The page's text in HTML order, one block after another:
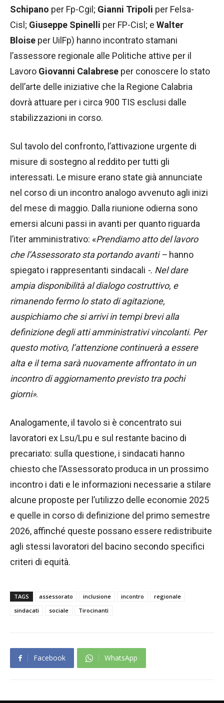
Schipano per Fp-Cgil; Gianni Tripoli per Felsa-
Cisl; Giuseppe Spinelli per FP-Cisl; e Walter
Bloise per UilFp) hanno incontrato stamani
l’assessore regionale alle Politiche attive per il
Lavoro Giovanni Calabrese per conoscere lo stato
dell’arte delle iniziative che la Regione Calabria
dovrà attuare per i circa 900 TIS esclusi dalle
stabilizzazioni in corso.
Sul tavolo del confronto, l’attivazione urgente di
misure di sostegno al reddito per tutti gli
interessati. Le misure erano state già annunciate
nel corso di un incontro analogo avvenuto agli inizi
del mese di maggio. Dalla riunione odierna sono
emersi alcuni passi in avanti per quanto riguarda
l’iter amministrativo: «Prendiamo atto del lavoro
che l’Assessorato sta portando avanti – hanno
spiegato i rappresentanti sindacali -. Nel dare
ampia disponibilità al dialogo costruttivo, e
rimanendo fermo lo stato di agitazione,
auspichiamo che si arrivi in tempi brevi alla
definizione degli atti amministrativi vincolanti. Per
questo motivo, l’attenzione continuerà a essere
alta e il tema sarà nuovamente affrontato in un
incontro di aggiornamento previsto tra pochi
giorni».
Analogamente, il tavolo si è concentrato sui
lavoratori ex Lsu/Lpu e sul restante bacino di
precariato: sulla questione, i sindacati hanno
chiesto che l’Assessorato produca in un prossimo
incontro i dati e le informazioni necessarie a stilare
alcune proposte per l’utilizzo delle economie 2025
e quelle in corso di definizione del primo semestre
2026, affinché queste possano essere redistribuite
agli stessi lavoratori del bacino secondo specifici
criteri di equità.
TAGS assessorato inclusione incontro
regionale
sindacati
sociale Tirocinanti
Facebook WhatsApp